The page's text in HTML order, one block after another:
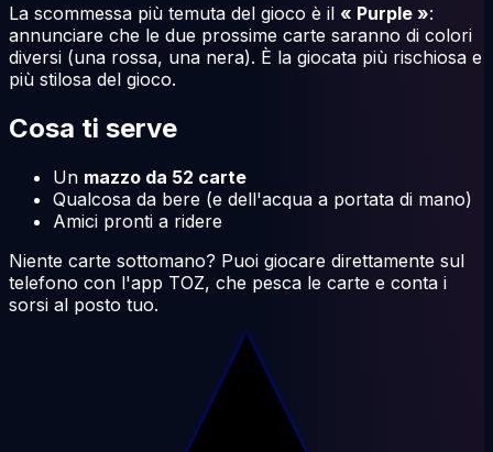
La scommessa più temuta del gioco è il « Purple »:
annunciare che le due prossime carte saranno di colori
diversi (una rossa, una nera). È la giocata più rischiosa e
più stilosa del gioco.
Cosa ti serve
Un mazzo da 52 carte
Qualcosa da bere (e dell'acqua a portata di mano)
Amici pronti a ridere
Niente carte sottomano? Puoi giocare direttamente sul
telefono con l'app TOZ, che pesca le carte e conta i
sorsi al posto tuo.